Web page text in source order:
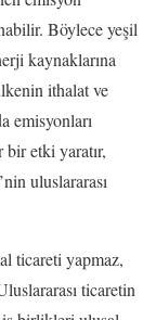
Böylece yeşil
kaynaklarına
ithalat ve
emisyonları
etki yaratır,
uluslararası
ticareti yapmaz,
ticaretin